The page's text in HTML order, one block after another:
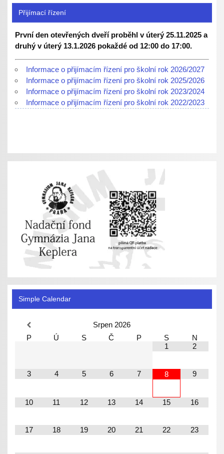
Přijímací řízení
První den otevřených dveří proběhl v úterý 25.11.2025 a
druhý v úterý 13.1.2026 pokaždé od 12:00 do 17:00.
Informace o přijímacím řízení pro školní rok 2026/2027
Informace o přijímacím řízení pro školní rok 2025/2026
Informace o přijímacím řízení pro školní rok 2023/2024
Informace o přijímacím řízení pro školní rok 2022/2023
Simple Calendar
Srpen 2026
P
Ú S Č P S
N
1
2
3 4 5 6 7 8 9
10 11 12 13 14 15 16
17 18 19 20 21 22 23